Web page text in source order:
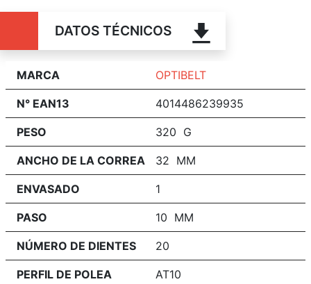
DATOS TÉCNICOS
MARCA OPTIBELT
N° EAN13 4014486239935
PESO 320 G
ANCHO DE LA CORREA 32 MM
ENVASADO 1
PASO 10 MM
NÚMERO DE DIENTES 20
PERFIL DE POLEA AT10